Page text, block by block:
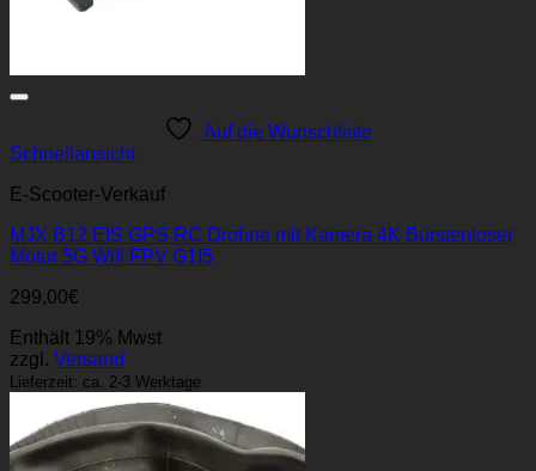
Auf die Wunschliste
Schnellansicht
E-Scooter-Verkauf
MJX B12 EIS GPS RC Drohne mit Kamera 4K Bürstenloser
Motor 5G Wifi FPV G1I5
299,00€
Enthält 19% Mwst
zzgl. Versand
Lieferzeit: ca. 2-3 Werktage